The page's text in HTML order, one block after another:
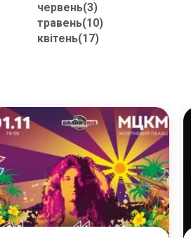
червень(3)
травень(10)
квітень(17)